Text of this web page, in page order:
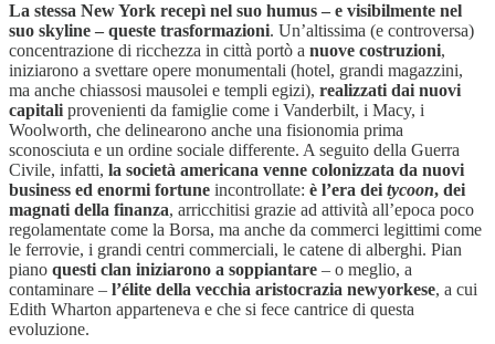
La stessa New York recepì nel suo humus – e visibilmente nel
suo skyline – queste trasformazioni. Un’altissima (e controversa)
concentrazione di ricchezza in città portò a nuove costruzioni,
iniziarono a svettare opere monumentali (hotel, grandi magazzini,
ma anche chiassosi mausolei e templi egizi), realizzati dai nuovi
capitali provenienti da famiglie come i Vanderbilt, i Macy, i
Woolworth, che delinearono anche una fisionomia prima
sconosciuta e un ordine sociale differente. A seguito della Guerra
Civile, infatti, la società americana venne colonizzata da nuovi
business ed enormi fortune incontrollate: è l’era dei tycoon, dei
magnati della finanza, arricchitisi grazie ad attività all’epoca poco
regolamentate come la Borsa, ma anche da commerci legittimi come
le ferrovie, i grandi centri commerciali, le catene di alberghi. Pian
piano questi clan iniziarono a soppiantare – o meglio, a
contaminare – l’élite della vecchia aristocrazia newyorkese, a cui
Edith Wharton apparteneva e che si fece cantrice di questa
evoluzione.